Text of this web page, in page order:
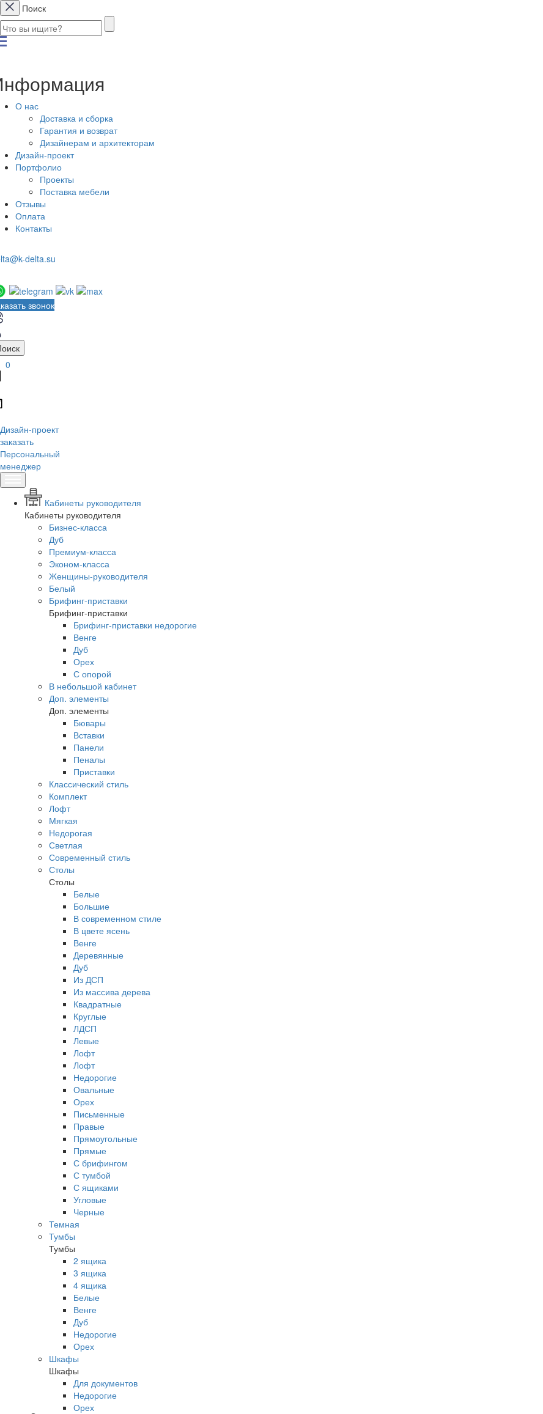
Поиск
О нас
Доставка и сборка
Гарантия и возврат
Дизайнерам и архитекторам
Дизайн-проект
Портфолио
Проекты
Поставка мебели
Отзывы
Оплата
Контакты
delta.su
звонок
0
Дизайн-проект
заказать
Персональный
менеджер
Кабинеты руководителя
Кабинеты руководителя
Бизнес-класса
Дуб
Премиум-класса
Эконом-класса
Женщины-руководителя
Белый
Брифинг-приставки
Брифинг-приставки
Брифинг-приставки недорогие
Венге
Дуб
Орех
С опорой
В небольшой кабинет
Доп. элементы
Доп. элементы
Бювары
Вставки
Панели
Пеналы
Приставки
Классический стиль
Комплект
Лофт
Мягкая
Недорогая
Светлая
Современный стиль
Столы
Столы
Белые
Большие
В современном стиле
В цвете ясень
Венге
Деревянные
Дуб
Из ДСП
Из массива дерева
Квадратные
Круглые
ЛДСП
Левые
Лофт
Лофт
Недорогие
Овальные
Орех
Письменные
Правые
Прямоугольные
Прямые
С брифингом
С тумбой
С ящиками
Угловые
Черные
Темная
Тумбы
Тумбы
2 ящика
3 ящика
4 ящика
Белые
Венге
Дуб
Недорогие
Орех
Шкафы
Шкафы
Для документов
Недорогие
Орех